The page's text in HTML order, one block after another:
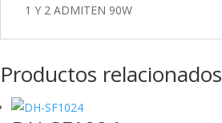
1 Y 2 ADMITEN 90W
Productos relacionados